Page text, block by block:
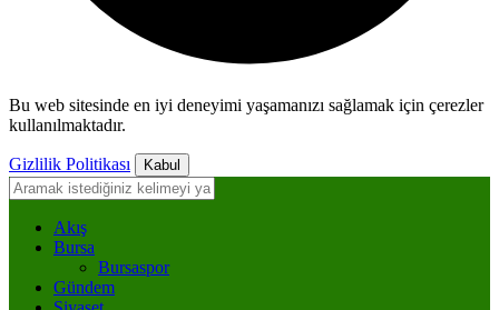
Bu web sitesinde en iyi deneyimi yaşamanızı sağlamak için çerezler
kullanılmaktadır.
Gizlilik Politikası Kabul
Akış
Bursa
Bursaspor
Gündem